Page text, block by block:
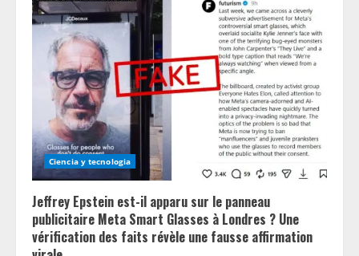
Ciencia y tecnologia
Jeffrey Epstein est-il apparu sur le panneau
publicitaire Meta Smart Glasses à Londres ? Une
vérification des faits révèle une fausse affirmation